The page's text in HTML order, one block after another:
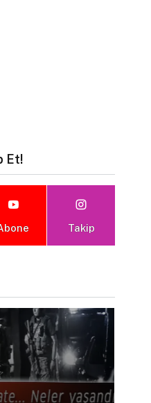
Et!
Takip